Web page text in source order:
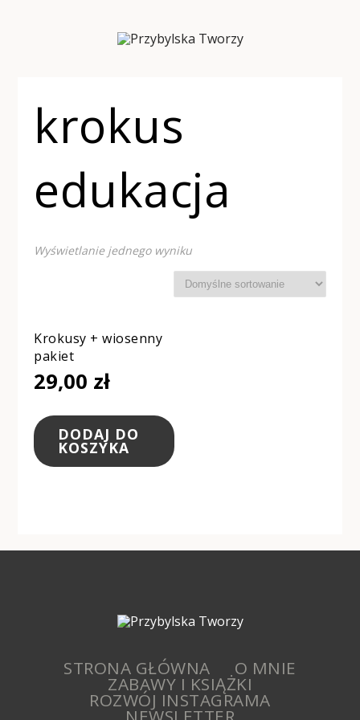
krokus
edukacja
Wyświetlanie jednego wyniku
Krokusy + wiosenny
pakiet
29,00 zł
DODAJ DO
KOSZYKA
STRONA GŁÓWNA O MNIE
ZABAWY I KSIĄŻKI
ROZWÓJ INSTAGRAMA